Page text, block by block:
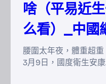
啥（平易近
么看）_中國
腰圍太年夜，體重超
3月9日，國度衛生安